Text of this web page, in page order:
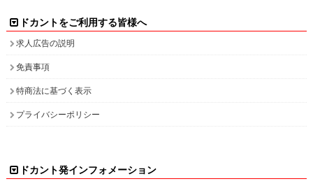
ドカントをご利用する皆様へ
求人広告の説明
免責事項
特商法に基づく表示
プライバシーポリシー
ドカント発インフォメーション